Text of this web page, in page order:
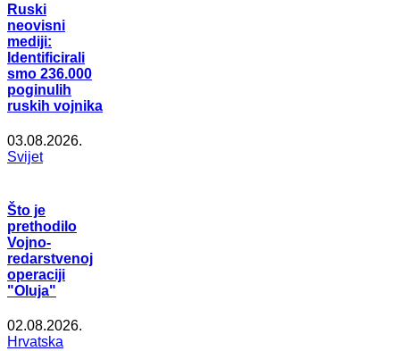
Ruski
neovisni
mediji:
Identificirali
smo 236.000
poginulih
ruskih vojnika
03.08.2026.
Svijet
Što je
prethodilo
Vojno-
redarstvenoj
operaciji
"Oluja"
02.08.2026.
Hrvatska